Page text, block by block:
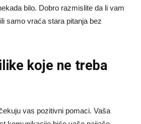
bilo. Dobro razmislite da li vam
samo vraća stara pitanja bez
koje ne treba
vas pozitivni pomaci. Vaša